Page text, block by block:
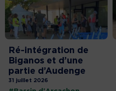
Ré-intégration de
Biganos et d’une
partie d’Audenge
31 juillet 2026